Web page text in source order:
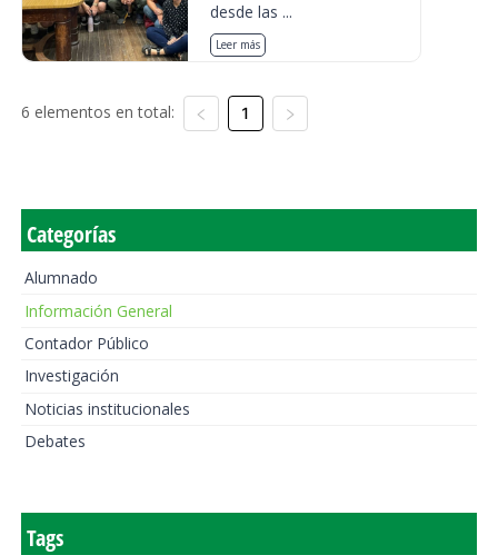
desde las ...
Leer más
6 elementos en total: 1
Categorías
Alumnado
Información General
Contador Público
Investigación
Noticias institucionales
Debates
Tags